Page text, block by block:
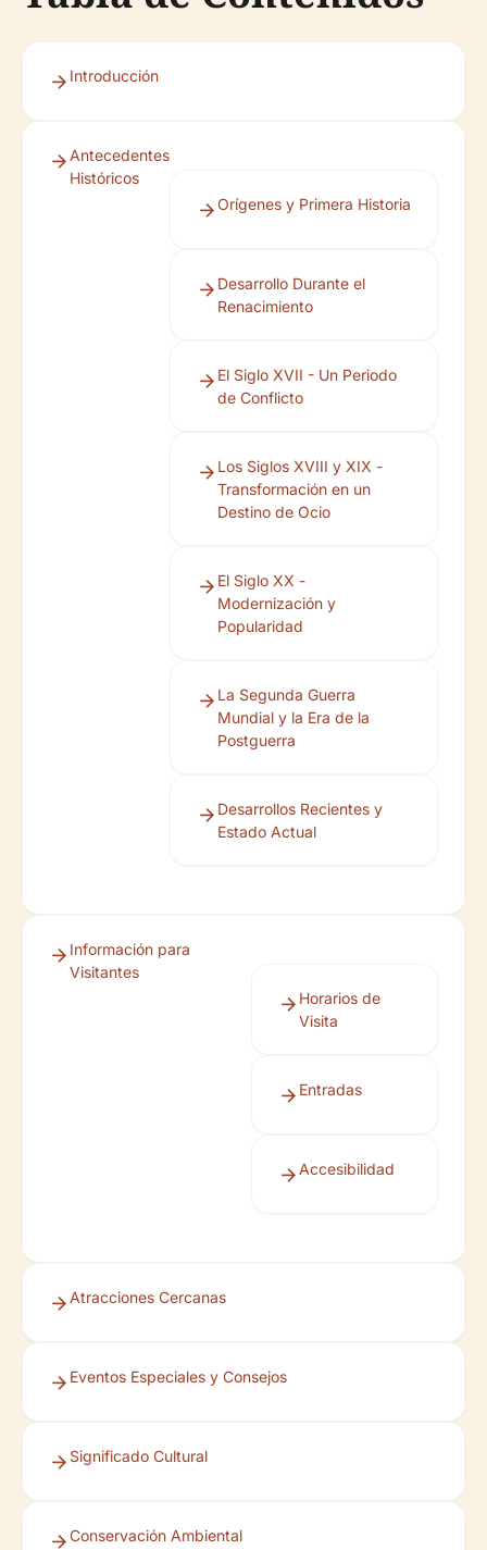
Introducción
Antecedentes
Históricos
Orígenes y Primera Historia
Desarrollo Durante el
Renacimiento
El Siglo XVII - Un Periodo
de Conflicto
Los Siglos XVIII y XIX -
Transformación en un
Destino de Ocio
El Siglo XX -
Modernización y
Popularidad
La Segunda Guerra
Mundial y la Era de la
Postguerra
Desarrollos Recientes y
Estado Actual
Información para
Visitantes
Horarios de
Visita
Entradas
Accesibilidad
Atracciones Cercanas
Eventos Especiales y Consejos
Significado Cultural
Conservación Ambiental